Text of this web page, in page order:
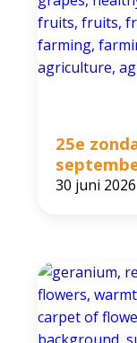
25e
30 juni 2026